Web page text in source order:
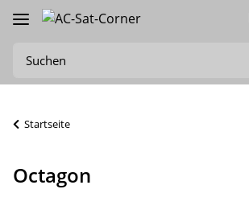
Startseite
Octagon